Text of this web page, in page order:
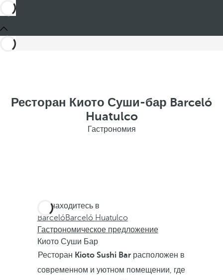
Ресторан Киото Суши-бар Barceló
Huatulco
Гастрономия
Вы находитесь в
BarcelóBarceló Huatulco
Гастрономическое предложение
Киото Суши Бар
Ресторан Kioto Sushi Bar расположен в
современном и уютном помещении, где